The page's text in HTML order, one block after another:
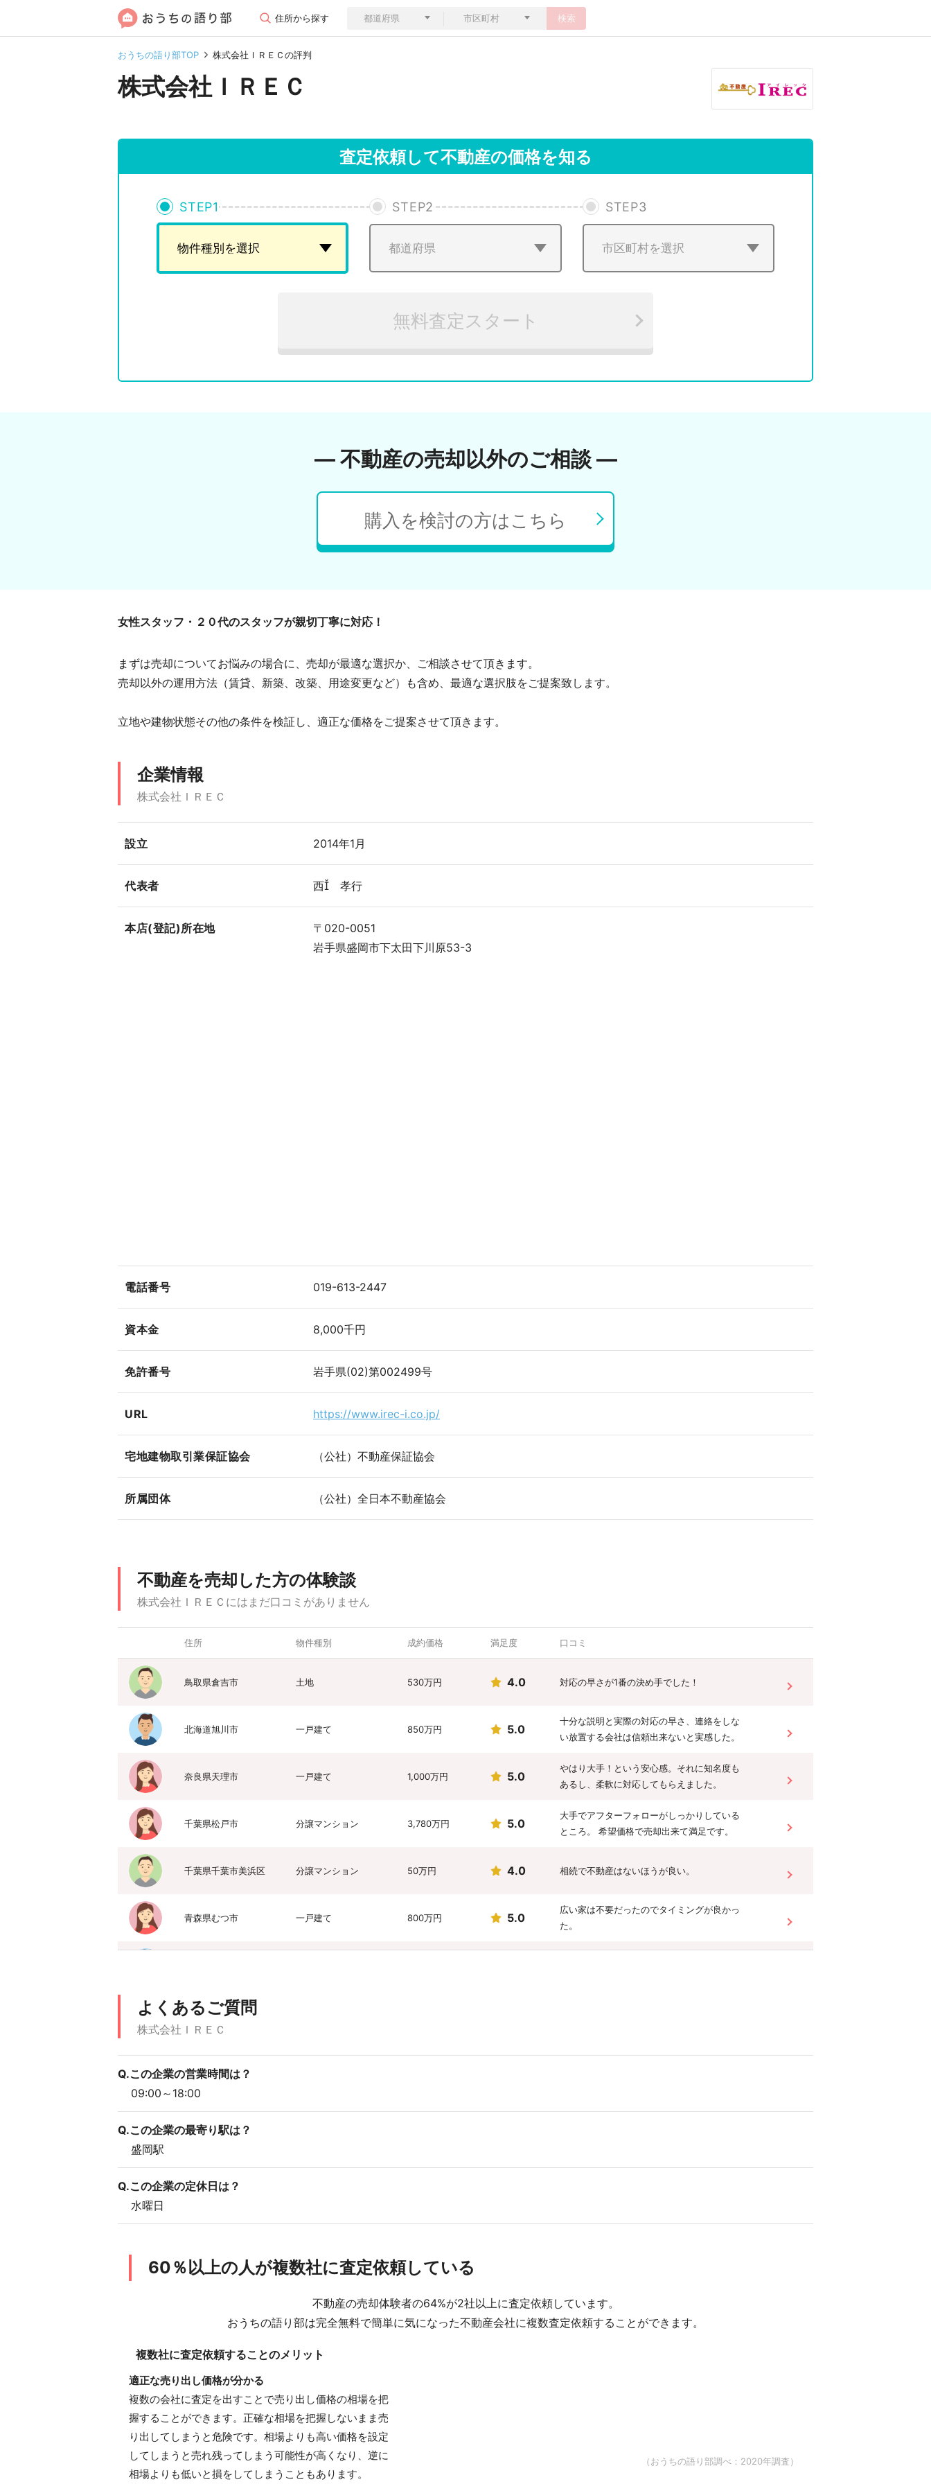
住所から探す 検索
おうちの語り部TOP 株式会社ＩＲＥＣの評判
株式会社ＩＲＥＣ
査定依頼して不動産の価格を知る
STEP1 STEP2 STEP3
無料査定スタート
― 不動産の売却以外のご相談 ―
購入を検討の方はこちら
女性スタッフ・２０代のスタッフが親切丁寧に対応！
まずは売却についてお悩みの場合に、売却が最適な選択か、ご相談させて頂きます。
売却以外の運用方法（賃貸、新築、改築、用途変更など）も含め、最適な選択肢をご提案致します。
立地や建物状態その他の条件を検証し、適正な価格をご提案させて頂きます。
企業情報
株式会社ＩＲＥＣ
設立 2014年1月
代表者 西 孝行
本店(登記)所在地
〒020-0051
岩手県盛岡市下太田下川原53-3
電話番号 019-613-2447
資本金 8,000千円
免許番号 岩手県(02)第002499号
URL https://www.irec-i.co.jp/
宅地建物取引業保証協会 （公社）不動産保証協会
所属団体 （公社）全日本不動産協会
不動産を売却した方の体験談
株式会社ＩＲＥＣにはまだ口コミがありません
住所 物件種別 成約価格 満足度 口コミ
鳥取県倉吉市 土地 530万円 4.0 対応の早さが1番の決め手でした！
北海道旭川市 一戸建て 850万円 5.0
十分な説明と実際の対応の早さ、連絡をしな
い放置する会社は信頼出来ないと実感した。
奈良県天理市 一戸建て 1,000万円 5.0
やはり大手！という安心感。それに知名度も
あるし、柔軟に対応してもらえました。
千葉県松戸市 分譲マンション 3,780万円 5.0
大手でアフターフォローがしっかりしている
ところ。 希望価格で売却出来て満足です。
千葉県千葉市美浜区 分譲マンション 50万円 4.0 相続で不動産はないほうが良い。
青森県むつ市 一戸建て 800万円 5.0
広い家は不要だったのでタイミングが良かっ
た。
大分県大分市
北海道天塩郡天塩町 土地 150万円 5.0
ォームがワンストップでできたこと
よくあるご質問
株式会社ＩＲＥＣ
Q.この企業の営業時間は？
09:00～18:00
Q.この企業の最寄り駅は？
盛岡駅
Q.この企業の定休日は？
水曜日
60％以上の人が複数社に査定依頼している
不動産の売却体験者の64%が2社以上に査定依頼しています。
おうちの語り部は完全無料で簡単に気になった不動産会社に複数査定依頼することができます。
複数社に査定依頼することのメリット
適正な売り出し価格が分かる
複数の会社に査定を出すことで売り出し価格の相場を把
握することができます。正確な相場を把握しないまま売
り出してしまうと危険です。相場よりも高い価格を設定
してしまうと売れ残ってしまう可能性が高くなり、逆に
相場よりも低いと損をしてしまうこともあります。
（おうちの語り部調べ：2020年調査）